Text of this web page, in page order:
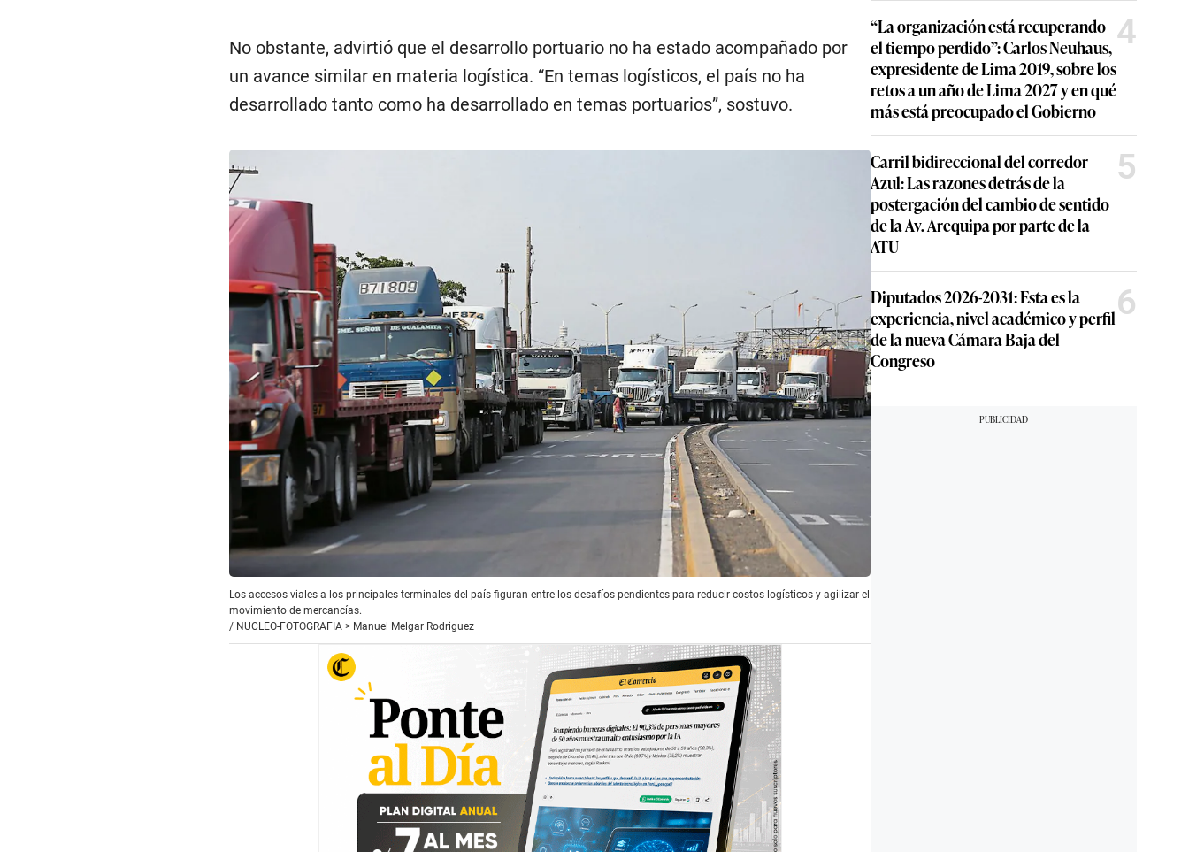
No obstante, advirtió que el desarrollo portuario no ha estado acompañado por
un avance similar en materia logística. “En temas logísticos, el país no ha
desarrollado tanto como ha desarrollado en temas portuarios”, sostuvo.
Los accesos viales a los principales terminales del país figuran entre los desafíos pendientes para reducir costos logísticos y agilizar el
movimiento de mercancías.
/ NUCLEO-FOTOGRAFIA > Manuel Melgar Rodriguez
“La organización está recuperando
el tiempo perdido”: Carlos Neuhaus,
expresidente de Lima 2019, sobre los
retos a un año de Lima 2027 y en qué
más está preocupado el Gobierno
4
Carril bidireccional del corredor
Azul: Las razones detrás de la
postergación del cambio de sentido
de la Av. Arequipa por parte de la
ATU
5
Diputados 2026-2031: Esta es la
experiencia, nivel académico y perfil
de la nueva Cámara Baja del
Congreso
6